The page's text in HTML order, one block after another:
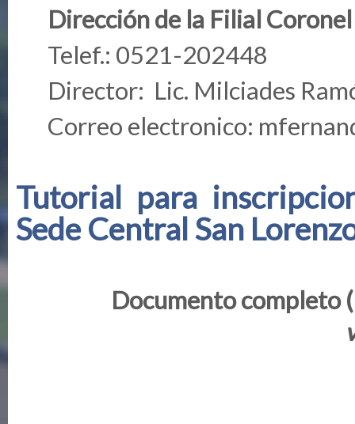
Dirección de la Filial
Telef.: 0521-202448
Director: Lic. Milciades
Correo electronico:
Tutorial para
Sede Central San
Documento completo